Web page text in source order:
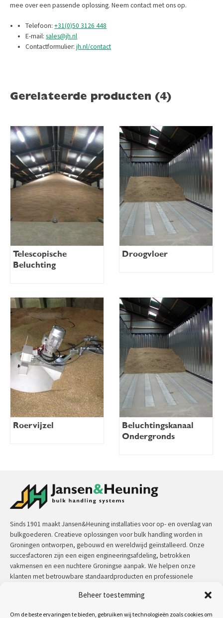
Beheer toestemming
Om de beste ervaringen te bieden, gebruiken wij technologieën zoals cookies om
mee over een passende oplossing. Neem contact met ons op.
Telefoon:+31(0)50 3126 448
E-mail:sales@jh.nl
Contactformulier:jh.nl/contact
Gerelateerde producten (4)
Telescopische
Beluchting
Droogvloer
Roervijzel
Beluchtingskanaal
Ondergronds
Sinds 1901 maakt Jansen&Heuning installaties voor op- en overslag van
bulkgoederen. Creatieve oplossingen voor bulk handling worden in
Groningen ontworpen, gebouwd en wereldwijd geïnstalleerd. Onze
succesfactoren zijn een eigen engineeringsafdeling, betrokken
vakmensen en een nuchtere Groningse aanpak. We helpen onze
klanten met betrouwbare standaardproducten en professionele